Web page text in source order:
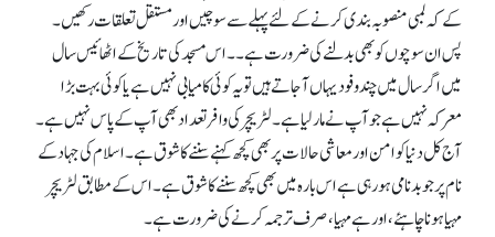
کے کہ لمبی منصوبہ بندی کرنے کے لئے پہلے سے سوچیں اور مستقل تعلقات رکھیں۔
پس ان سوچوں کو بھی بدلنے کی ضرورت ہے۔ ۔ اس مسجد کی تاریخ کے اٹھائیس سال
میں اگر سال میں چند وفود یہاں آ جاتے ہیں تو یہ کوئی کامیابی نہیں ہے یا کوئی بہت بڑا
معرکہ نہیں ہے جو آپ نے مار لیا ہے۔ لٹریچر کی وافر تعداد بھی آپ کے پاس نہیں ہے۔
آج کل دنیا کو امن اور معاشی حالات پر بھی کچھ کہنے سننے کا شوق ہے۔ اسلام کی جہاد کے
نام پر جو بدنامی ہو رہی ہے اس بارہ میں بھی کچھ سننے کا شوق ہے۔ اس کے مطابق لٹریچر
مہیا ہونا چاہئے، اور ہے مہیا، صرف ترجمہ کرنے کی ضرورت ہے۔